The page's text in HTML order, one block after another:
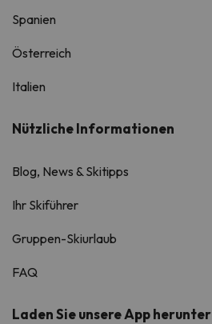
Spanien
Österreich
Italien
Nützliche Informationen
Blog, News & Skitipps
Ihr Skiführer
Gruppen-Skiurlaub
FAQ
Laden Sie unsere App herunter